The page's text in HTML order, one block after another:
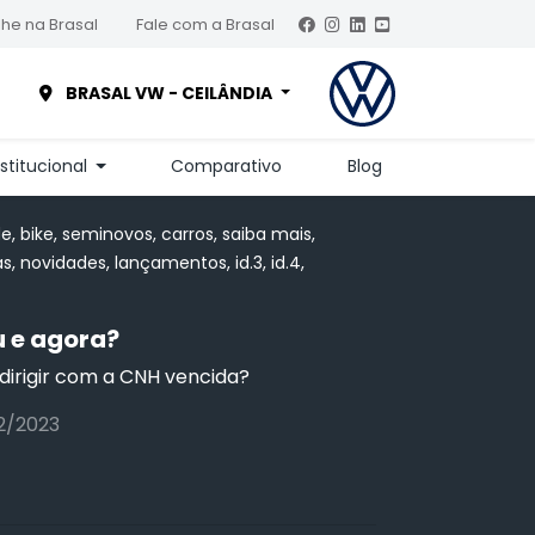
na Brasal Fale com a Brasal
BRASAL VW - CEILÂNDIA
Comparativo Blog
bike, seminovos, carros, saiba mais,
novidades, lançamentos, id.3, id.4,
e agora?
com a CNH vencida?
2023